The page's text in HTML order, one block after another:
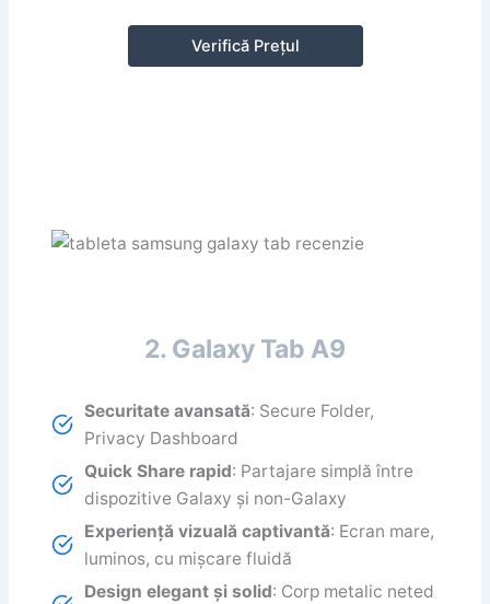
Verifică Prețul
2. Galaxy Tab A9
Securitate avansată: Secure Folder,
Privacy Dashboard
Quick Share rapid: Partajare simplă între
dispozitive Galaxy și non-Galaxy
Experiență vizuală captivantă: Ecran mare,
luminos, cu mișcare fluidă
Design elegant și solid: Corp metalic neted